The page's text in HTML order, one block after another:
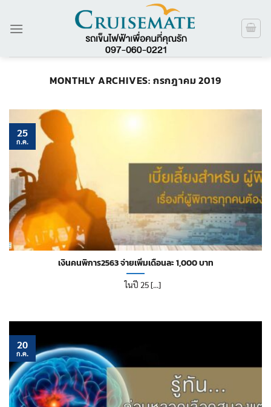
MONTHLY ARCHIVES: กรกฎาคม 2019
เงินคนพิการ2563 จ่ายเพิ่มเดือนละ 1,000 บาท
ในปี 25 [...]
25
ก.ค.
20
ก.ค.